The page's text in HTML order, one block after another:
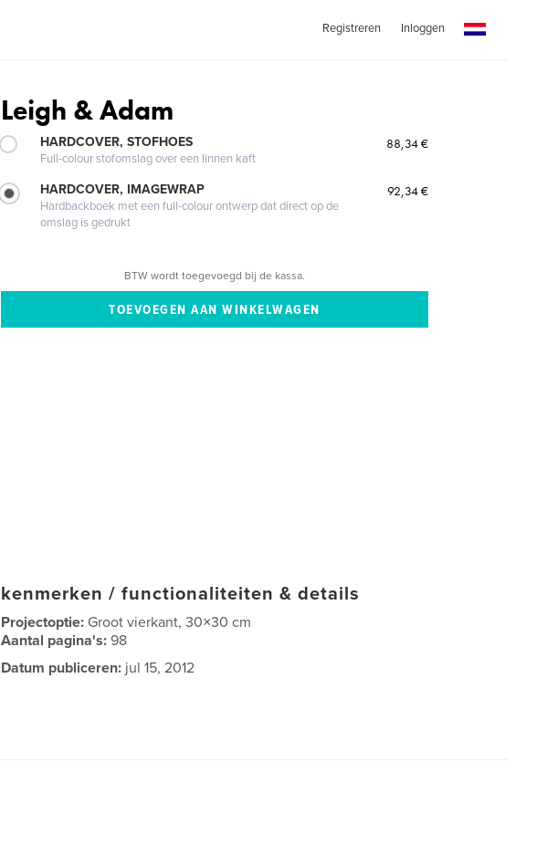
Registreren Inloggen
Leigh & Adam
HARDCOVER, STOFHOES
Full-colour stofomslag over een linnen kaft
88,34 €
HARDCOVER, IMAGEWRAP
Hardbackboek met een full-colour ontwerp dat direct op de
omslag is gedrukt
92,34 €
BTW wordt toegevoegd bij de kassa.
kenmerken / functionaliteiten & details
Projectoptie: Groot vierkant, 30×30 cm
Aantal pagina's:98
Datum publiceren: jul 15, 2012